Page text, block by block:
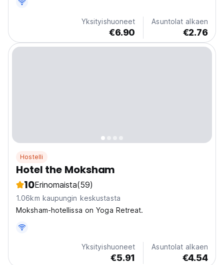
travelers, backpackers, digital nomads, and adventure
lovers, our hostel offers a friendly community, clean...
Yksityishuoneet
€6.90
Asuntolat alkaen
€2.76
Hostelli
Hotel the Moksham
10Erinomaista(59)
1.06km kaupungin keskustasta
Moksham-hotellissa on Yoga Retreat.
Yksityishuoneet
€5.91
Asuntolat alkaen
€4.54